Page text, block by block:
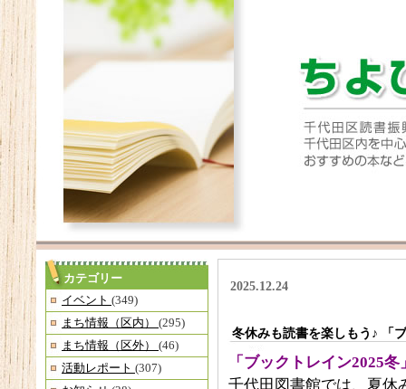
カテゴリー
イベント (349)
まち情報（区内） (295)
まち情報（区外） (46)
活動レポート (307)
2025.12.24
冬休みも読書を楽しもう♪ 「
「ブックトレイン2025冬
千代田図書館では、夏休